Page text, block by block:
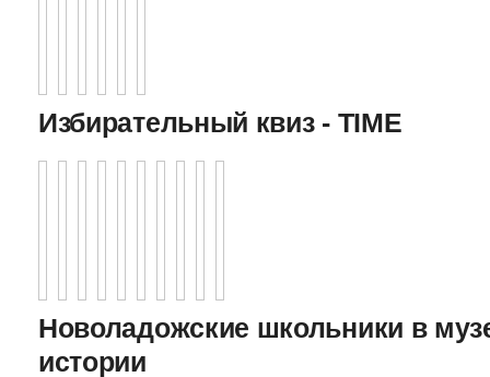
Избирательный квиз - TIME
Новоладожские школьники в
истории